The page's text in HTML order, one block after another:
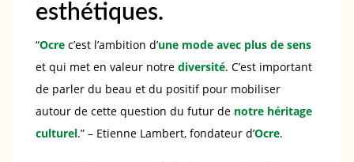
esthétiques.
“Ocre c’est l’ambition d’une mode avec plus de sens
et qui met en valeur notre diversité. C’est important
de parler du beau et du positif pour mobiliser
autour de cette question du futur de notre héritage
culturel.” – Etienne Lambert, fondateur d’Ocre.